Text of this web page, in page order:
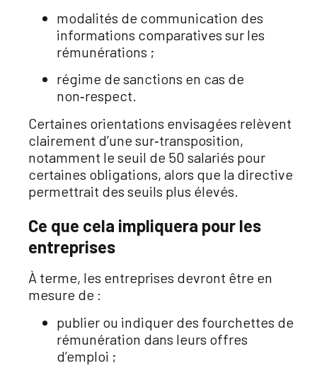
modalités de communication des
informations comparatives sur les
rémunérations ;
régime de sanctions en cas de
non‑respect.
Certaines orientations envisagées relèvent
clairement d’une sur‑transposition,
notamment le seuil de 50 salariés pour
certaines obligations, alors que la directive
permettrait des seuils plus élevés.
Ce que cela impliquera pour les
entreprises
À terme, les entreprises devront être en
mesure de :
publier ou indiquer des fourchettes de
rémunération dans leurs offres
d’emploi ;